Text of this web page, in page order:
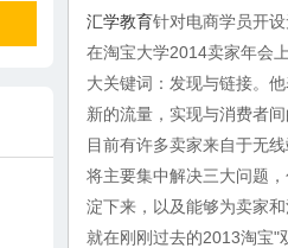
汇学教育针对电商学员开
在淘宝大学2014卖家年会
大关键词：发现与链接。
新的流量，实现与消费者
目前有许多卖家来自于无
将主要集中解决三大问题
淀下来，以及能够为卖家
就在刚刚过去的2013淘宝"